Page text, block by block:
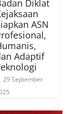
Diklat
ASN
Adaptif
29 September